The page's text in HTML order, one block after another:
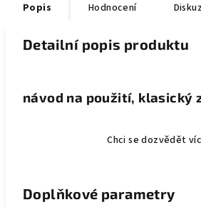
Popis Hodnocení
Detailní popis produktu
návod na použití, klasický
Chci se dozvědět víc
Doplňkové parametry